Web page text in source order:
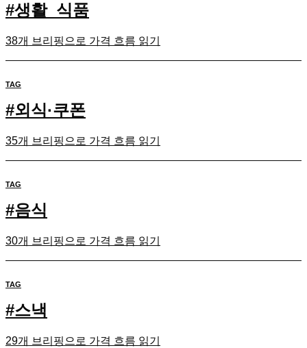
#생활_식품
38개 브리핑으로 가격 흐름 읽기
TAG
#외식·쿠폰
35개 브리핑으로 가격 흐름 읽기
TAG
#음식
30개 브리핑으로 가격 흐름 읽기
TAG
#스낵
29개 브리핑으로 가격 흐름 읽기